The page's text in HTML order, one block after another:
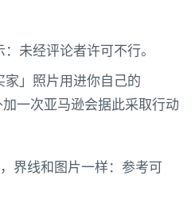
未经评论者许可不行。
」照片用进你自己的
一次亚马逊会据此采取行动
界线和图片一样：参考可